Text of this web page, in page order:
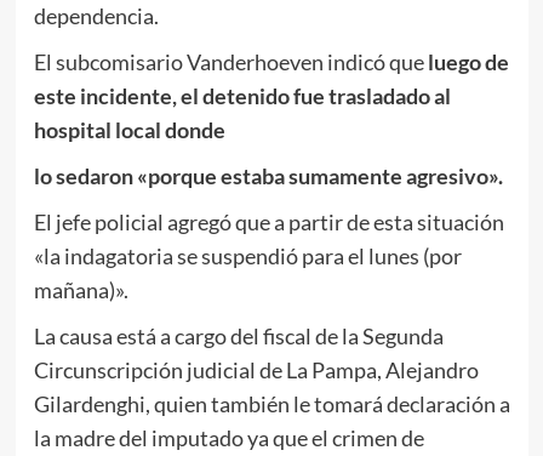
dependencia.
El subcomisario Vanderhoeven indicó queluego de
este incidente, el detenido fue trasladado al
hospital local donde
lo sedaron «porque estaba sumamente agresivo».
El jefe policial agregó que a partir de esta situación
«la indagatoria se suspendió para el lunes (por
mañana)».
La causa está a cargo del fiscal de la Segunda
Circunscripción judicial de La Pampa, Alejandro
Gilardenghi, quien también le tomará declaración a
la madre del imputado ya que el crimen de